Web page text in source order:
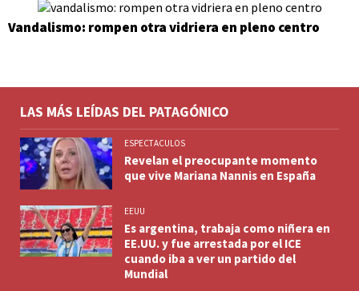
Vandalismo: rompen otra vidriera en pleno centro
LAS MÁS LEÍDAS DEL PATAGÓNICO
ESPECTACULOS
Revelan el preocupante momento
que vive Mariana Nannis en España
EEUU
Es argentina, trabaja como niñera en
EE.UU. y fue arrestada por el ICE
cuando iba a ver un partido del
Mundial